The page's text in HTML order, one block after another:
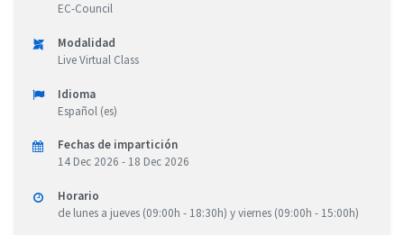
EC-Council
Modalidad
Live Virtual Class
Idioma
Español (es)
Fechas de impartición
14 Dec 2026 - 18 Dec 2026
Horario
de lunes a jueves (09:00h - 18:30h) y viernes (09:00h - 15:00h)